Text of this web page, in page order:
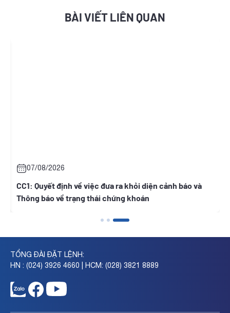
BÀI VIẾT LIÊN QUAN
07/08/2026
CC1: Quyết định về việc đưa ra khỏi diện cảnh báo và
Thông báo về trạng thái chứng khoán
TỔNG ĐÀI ĐẶT LỆNH:
HN : (024) 3926 4660 | HCM: (028) 3821 8889